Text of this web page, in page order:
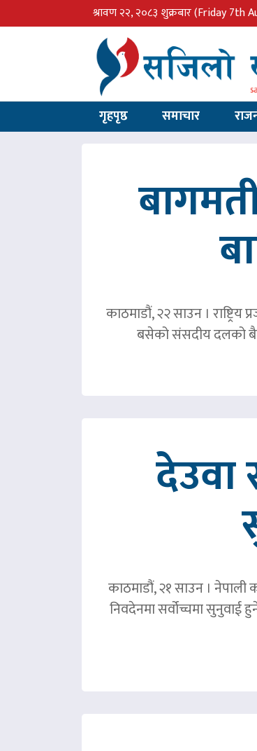
श्रावण २२, २०८३ शुक्रबार(Friday 7th
गृहपृष्ठ समाचार
काठमाडौं, २२ साउन ।
बसेको संसदीय दलको
काठमाडौं, २१ साउन ।
निवदेनमा सर्वोच्चमा सुनुवाई